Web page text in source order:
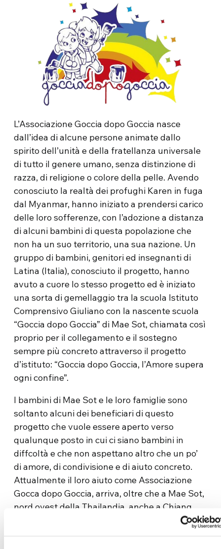
L’Associazione Goccia dopo Goccia nasce
dall’idea di alcune persone animate dallo
spirito dell’unità e della fratellanza universale
di tutto il genere umano, senza distinzione di
razza, di religione o colore della pelle. Avendo
conosciuto la realtà dei profughi Karen in fuga
dal Myanmar, hanno iniziato a prendersi carico
delle loro sofferenze, con l’adozione a distanza
di alcuni bambini di questa popolazione che
non ha un suo territorio, una sua nazione. Un
gruppo di bambini, genitori ed insegnanti di
Latina (Italia), conosciuto il progetto, hanno
avuto a cuore lo stesso progetto ed è iniziato
una sorta di gemellaggio tra la scuola Istituto
Comprensivo Giuliano con la nascente scuola
“Goccia dopo Goccia” di Mae Sot, chiamata così
proprio per il collegamento e il sostegno
sempre più concreto attraverso il progetto
d’istituto: “Goccia dopo Goccia, l’Amore supera
ogni confine”.
I bambini di Mae Sot e le loro famiglie sono
soltanto alcuni dei beneficiari di questo
progetto che vuole essere aperto verso
qualunque posto in cui ci siano bambini in
diffcoltà e che non aspettano altro che un po’
di amore, di condivisione e di aiuto concreto.
Attualmente il loro aiuto come Associazione
Gocca dopo Goccia, arriva, oltre che a Mae Sot,
nord ovest della Thailandia, anche a Chiang